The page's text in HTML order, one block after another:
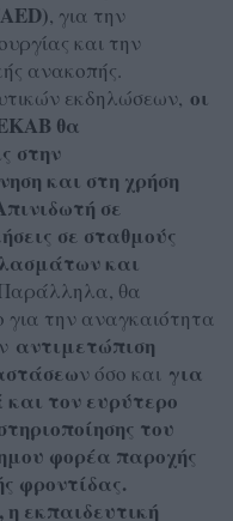
, για την
και την
ανακοπής.
εκδηλώσεων, οι
θα
στην
και στη χρήση
σε
σε σταθμούς
και
θα
για την αναγκαιότητα
αντιμετώπιση
ν όσο και για
τον ευρύτερο
του
φορέα παροχής
φροντίδας.
εκπαιδευτική